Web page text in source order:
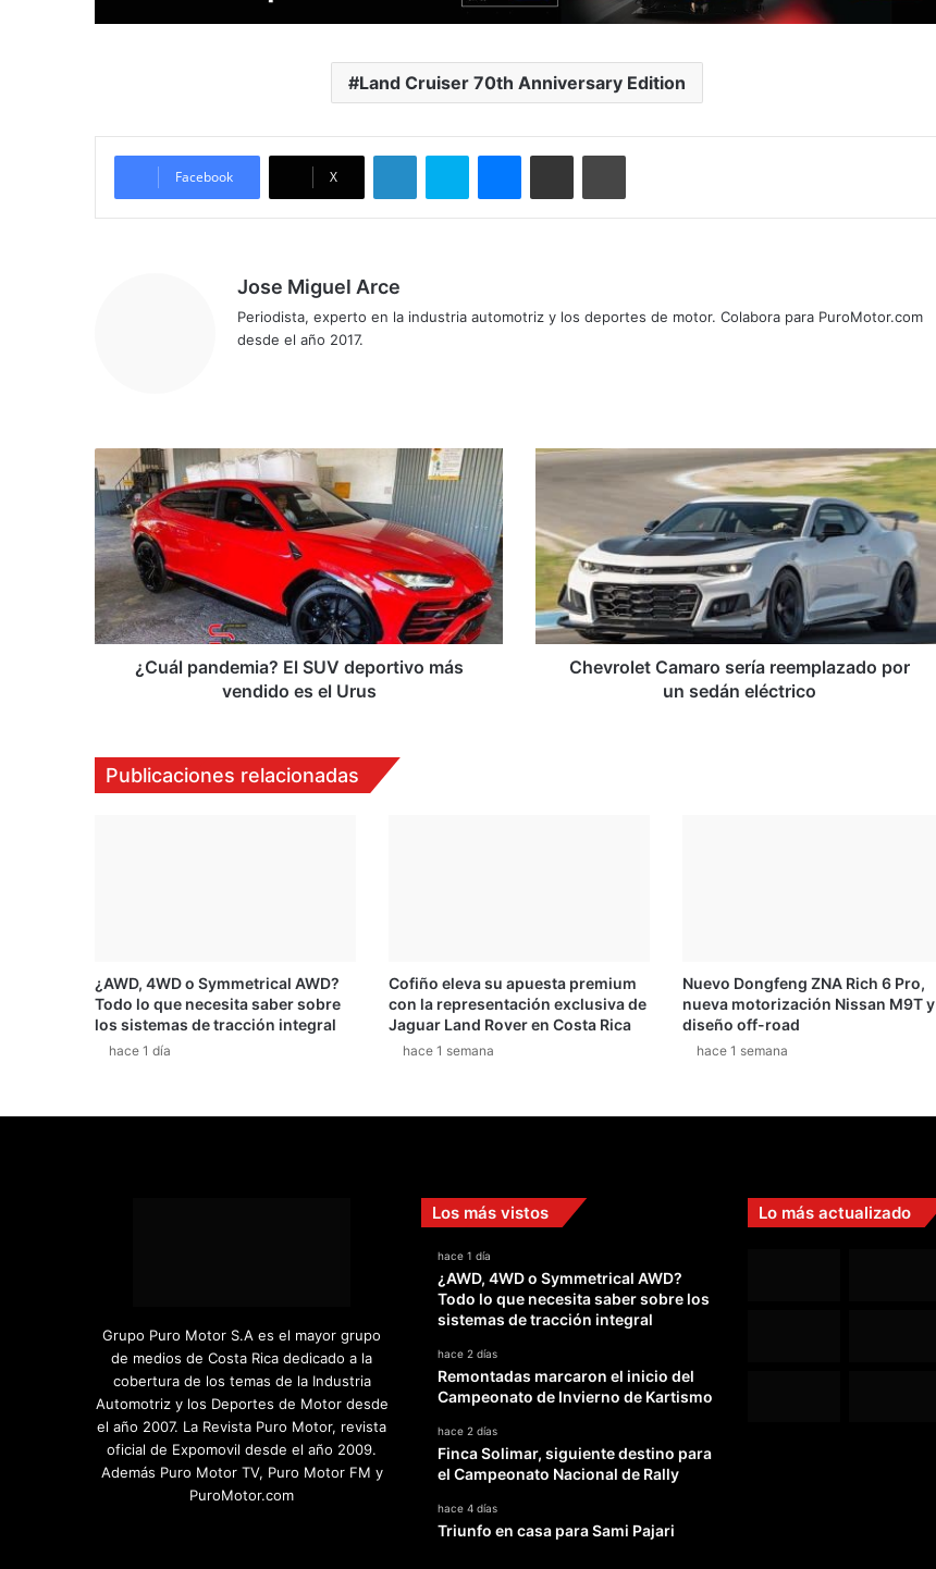
Land Cruiser 70th Anniversary Edition
Facebook X
LinkedInSkype MessengerCompartir por correo electrónicoImprimir
Jose Miguel Arce
Periodista, experto en la industria automotriz y los deportes de motor. Colabora para PuroMotor.com
desde el año 2017.
pandemia?
El
SUV
deportivo
más
vendido
es
el
¿Cuál pandemia? El SUV deportivo más
vendido es el Urus
Chevrolet
reemplazado
por
un
sedán
eléctrico
Chevrolet Camaro sería reemplazado por
un sedán eléctrico
Publicaciones relacionadas
¿AWD, 4WD o Symmetrical AWD?
Todo lo que necesita saber sobre
los sistemas de tracción integral
hace 1 día
Cofiño eleva su apuesta premium
con la representación exclusiva de
Jaguar Land Rover en Costa Rica
hace 1 semana
Nuevo Dongfeng ZNA Rich 6 Pro,
nueva motorización Nissan M9T y
diseño off-road
hace 1 semana
Grupo Puro Motor S.A es el mayor grupo
de medios de Costa Rica dedicado a la
cobertura de los temas de la Industria
Automotriz y los Deportes de Motor desde
el año 2007. La Revista Puro Motor, revista
oficial de Expomovil desde el año 2009.
Además Puro Motor TV, Puro Motor FM y
PuroMotor.com
Los más vistos
hace 1 día
¿AWD, 4WD o Symmetrical AWD?
Todo lo que necesita saber sobre los
sistemas de tracción integral
hace 2 días
Remontadas marcaron el inicio del
Campeonato de Invierno de Kartismo
hace 2 días
Finca Solimar, siguiente destino para
el Campeonato Nacional de Rally
hace 4 días
Triunfo en casa para Sami Pajari
Lo más actualizado